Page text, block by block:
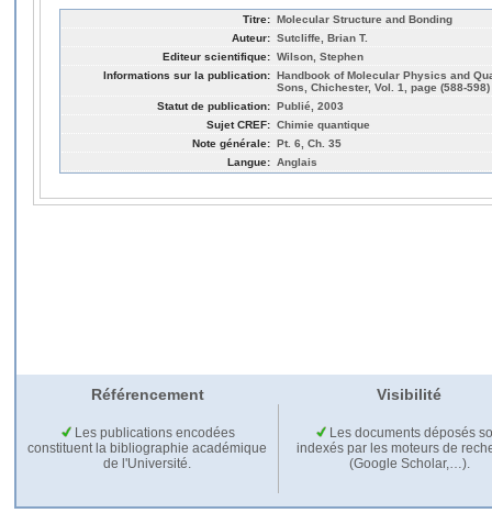
Titre: Molecular Structure and Bonding
Auteur: Sutcliffe, Brian T.
Editeur scientifique: Wilson, Stephen
Informations sur la publication: Handbook of Molecular Physics and
Sons, Chichester, Vol. 1, page (588-598)
Statut de publication: Publié, 2003
Sujet CREF: Chimie quantique
Note générale: Pt. 6, Ch. 35
Langue: Anglais
Référencement Visibilité
Les publications encodées
constituent la bibliographie académique
de l'Université.
Les documents déposés
indexés par les moteurs de
(Google Scholar,…).